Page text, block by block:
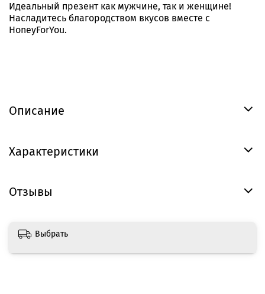
Идеальный презент как мужчине, так и женщине!
Насладитесь благородством вкусов вместе с
HoneyForYou.
Описание
Характеристики
Отзывы
Выбрать